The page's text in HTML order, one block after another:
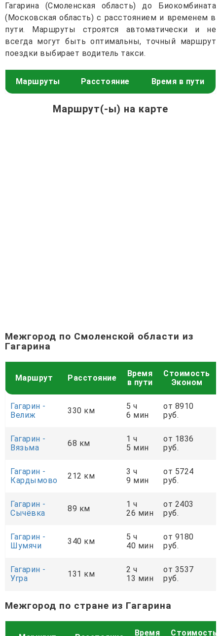
Гагарина (Смоленская область) до Биокомбината
(Московская область) с расстоянием и временем в
пути. Маршруты строятся автоматически и не
всегда могут быть оптимальны, точный маршрут
поездки выбирает водитель такси.
Маршруты Расстояние Время в пути
Маршрут(-ы) на карте
Межгород по Смоленской области из
Гагарина
Маршрут Расстояние
Время
в пути
Стоимость
Эконом
Гагарин -
Велиж
330 км
5 ч
6 мин
от 8910
руб.
Гагарин -
Вязьма
68 км
1 ч
5 мин
от 1836
руб.
Гагарин -
Кардымово
212 км
3 ч
9 мин
от 5724
руб.
Гагарин -
Сычёвка
89 км
1 ч
26 мин
от 2403
руб.
Гагарин -
Шумячи
340 км
5 ч
40 мин
от 9180
руб.
Гагарин -
Угра
131 км
2 ч
13 мин
от 3537
руб.
Межгород по стране из Гагарина
Время Стоимость